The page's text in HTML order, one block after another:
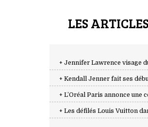
LES
+ Jennifer Lawrence visage
+ Kendall Jenner fait ses
+ L’Oréal Paris annonce une
+ Les défilés Louis Vuitton